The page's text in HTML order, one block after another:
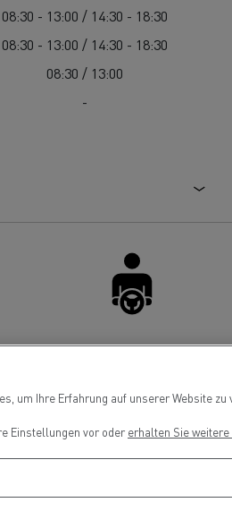
08:30 - 13:00 / 14:30 - 18:30
08:30 - 13:00 / 14:30 - 18:30
08:30 / 13:00
-
Scheibenaustausch
um Ihre Erfahrung auf unserer Website
Einstellungen vor oder erhalten Sie